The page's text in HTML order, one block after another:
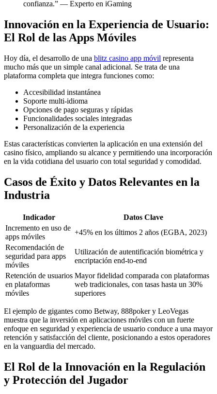
confianza.” — Experto en iGaming
Innovación en la Experiencia de Usuario:
El Rol de las Apps Móviles
Hoy día, el desarrollo de una blitz casino app móvil representa
mucho más que un simple canal adicional. Se trata de una
plataforma completa que integra funciones como:
Accesibilidad instantánea
Soporte multi-idioma
Opciones de pago seguras y rápidas
Funcionalidades sociales integradas
Personalización de la experiencia
Estas características convierten la aplicación en una extensión del
casino físico, ampliando su alcance y permitiendo una incorporación
en la vida cotidiana del usuario con total seguridad y comodidad.
Casos de Éxito y Datos Relevantes en la
Industria
Indicador
Datos Clave
Incremento en uso de
apps móviles
+45% en los últimos 2 años (EGBA, 2023)
Recomendación de
seguridad para apps
móviles
Utilización de autentificación biométrica y
encriptación end-to-end
Retención de usuarios
en plataformas
móviles
Mayor fidelidad comparada con plataformas
web tradicionales, con tasas hasta un 30%
superiores
El ejemplo de gigantes como Betway, 888poker y LeoVegas
muestra que la inversión en aplicaciones móviles con un fuerte
enfoque en seguridad y experiencia de usuario conduce a una mayor
retención y satisfacción del cliente, posicionando a estos operadores
en la vanguardia del mercado.
El Rol de la Innovación en la Regulación
y Protección del Jugador